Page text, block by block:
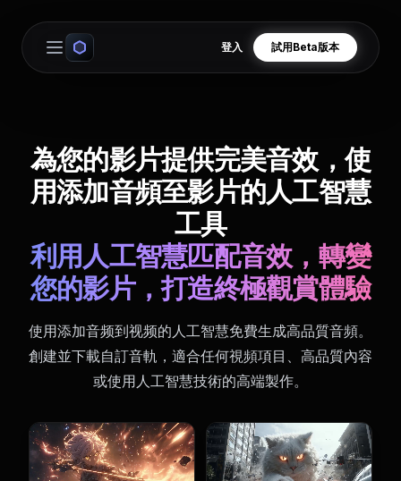
Open main menu
登入 試用Beta版本
為您的影片提供完美音效，使
用添加音頻至影片的人工智慧
工具
利用人工智慧匹配音效，轉變
您的影片，打造終極觀賞體驗
使用添加音频到视频的人工智慧免費生成高品質音頻。
創建並下載自訂音軌，適合任何視頻項目、高品質內容
或使用人工智慧技術的高端製作。